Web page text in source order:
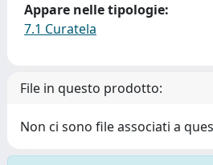
Appare nelle tipologie:
7.1 Curatela
File in questo prodotto:
Non ci sono file associati a